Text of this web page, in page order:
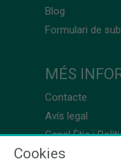
Blog
Formulari de
MÉS
Contacte
Avís legal
Canal Ètic i
Cookies